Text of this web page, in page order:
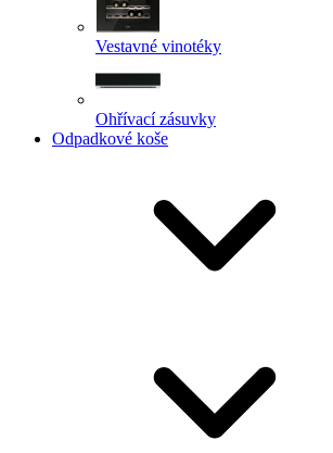
Vestavné vinotéky
Ohřívací zásuvky
Odpadkové koše